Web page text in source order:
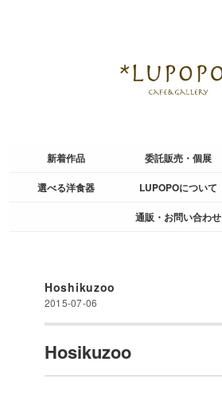
新着作品 委託販売・個展
選べる洋食器 LUPOPOについて
通販・お問い合わせ
Hoshikuzoo
2015-07-06
Hosikuzoo